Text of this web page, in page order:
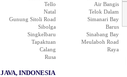
Tello
Air Bangis
Natal
Telok Dalam
Gunung Sitoli Road
Simanari Bay
Sibolga
Barus
Singkelbaru
Sinabang Bay
Tapaktuan
Meulaboh Road
Calang
Raya
Rusa
JAVA, INDONESIA